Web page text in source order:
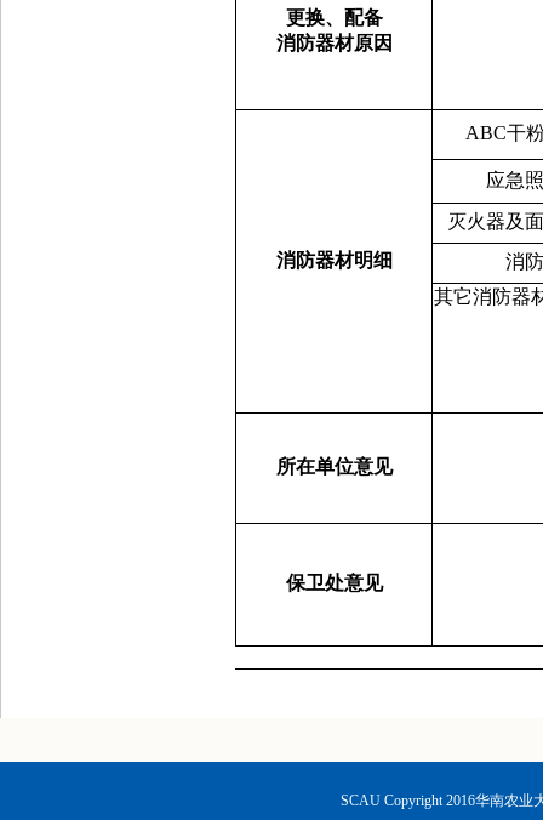
更换、配备
消防器材原因
消防器材明细
ABC干
应急
灭火器及
消
其它消防器
所在单位意见
保卫处意见
SCAU Copyright 2016华南农业